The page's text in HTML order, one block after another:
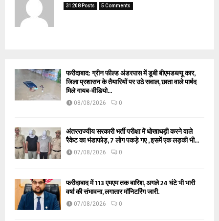
31208 Posts 5 Comments
फरीदाबाद: ग्रीन फील्ड अंडरपास में डूबी बीएमडब्ल्यू कार,
जिला प्रशासन के तैयारियों पर उठे सवाल, छाता वाले पार्षद
मिले गायब-वीडियो...
08/08/2026 0
अंतरराज्यीय सरकारी भर्ती परीक्षा में धोखाधड़ी करने वाले
रैकेट का भंडाफोड़, 7 लोग पकड़े गए , इसमें एक लड़की भी...
07/08/2026 0
फरीदाबाद में 113 एमएम तक बारिश, अगले 24 घंटे भी भारी
वर्षा की संभावना, लगातार मॉनिटरिंग जारी.
07/08/2026 0